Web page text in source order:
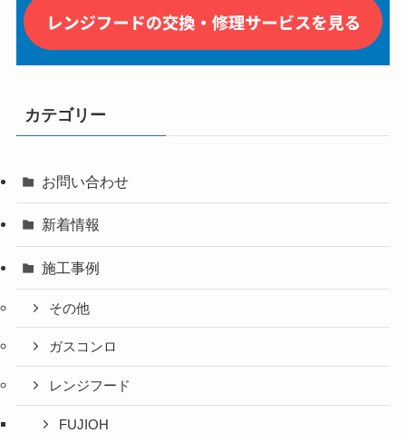
カテゴリー
お問い合わせ
新着情報
施工事例
その他
ガスコンロ
レンジフード
FUJIOH